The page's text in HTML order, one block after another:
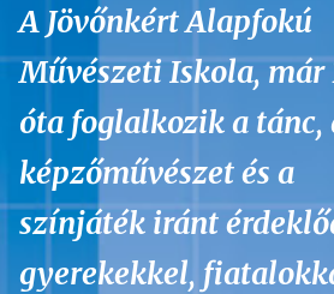
A Jövőnkért Alapfokú
Művészeti Iskola, már
óta foglalkozik a tánc,
képzőművészet és a
színjáték iránt
gyerekekkel,